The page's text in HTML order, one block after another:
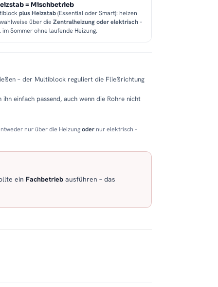
= Mischbetrieb
plus Heizstab(Essential oder Smart): heizen
über die Zentralheizung oder elektrisch–
im Sommer ohne laufende Heizung.
– der Multiblock reguliert die Fließrichtung
einfach passend, auch wenn die Rohre nicht
nur über die Heizungoder nur elektrisch –
ein Fachbetrieb ausführen – das